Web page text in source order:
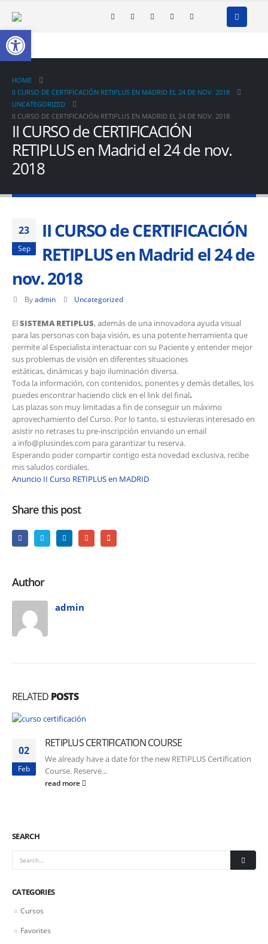
HOME
II CURSO DE CERTIFICACIÓN RETIPLUS EN MADRID EL 24 DE NOV. 2018
UNCATEGORIZED
II CURSO DE CERTIFICACIÓN RETIPLUS EN MADRID EL 24 DE NOV. 2018
II CURSO de CERTIFICACIÓN
RETIPLUS en Madrid el 24 de nov.
2018
23
Sep
II CURSO de CERTIFICACIÓN
RETIPLUS en Madrid el 24 de
nov. 2018
By admin Uncategorized
ElSISTEMA RETIPLUS, además de una innovadora ayuda visual
para las personas con baja visión, es una potente herramienta que
permite al Especialista interactuar con su Paciente y entender mejor
sus problemas de visión en diferentes situaciones
estáticas, dinámicas y bajo iluminación diversa.
Toda la información, con contenidos, ponentes y demás detalles, los
puedes encontrar haciendo click en el link del final.
Las plazas son muy limitadas a fin de conseguir un máximo
aprovechamiento del Curso. Por lo tanto, si estuvieras interesado en
asistir no retrases tu pre-inscripción enviando un email
a info@plusindes.com para garantizar tu reserva.
Esperando poder compartir contigo esta novedad exclusiva, recibe
mis saludos cordiales.
Anuncio II Curso RETIPLUS en MADRID
Share this post
Author
admin
RELATED POSTS
02
Feb
RETIPLUS CERTIFICATION COURSE
We already have a date for the new RETIPLUS Certification
Course. Reserve...
read more
SEARCH
CATEGORIES
Cursos
Favorites
Open toolbar